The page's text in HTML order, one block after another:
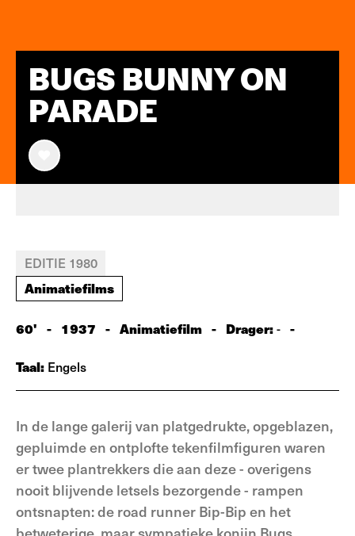
BUGS BUNNY ON
PARADE
EDITIE 1980
Animatiefilms
60' - 1937 - Animatiefilm - Drager:- -
Taal: Engels
In de lange galerij van platgedrukte, opgeblazen,
gepluimde en ontplofte tekenfilmfiguren waren
er twee plantrekkers die aan deze - overigens
nooit blijvende letsels bezorgende - rampen
ontsnapten: de road runner Bip-Bip en het